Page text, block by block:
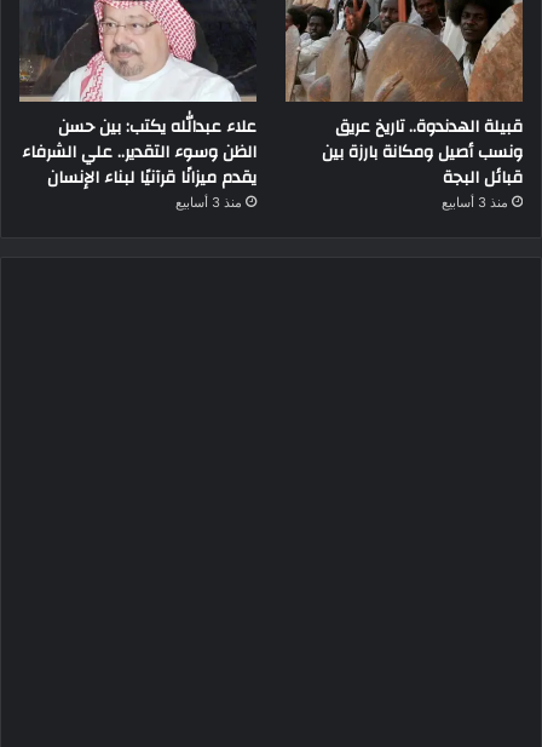
قبيلة الهدندوة.. تاريخ عريق
ونسب أصيل ومكانة بارزة بين
قبائل البجة
منذ 3 أسابيع
علاء عبدالله يكتب: بين حسن
الظن وسوء التقدير.. علي الشرفاء
يقدم ميزانًا قرآنيًا لبناء الإنسان
منذ 3 أسابيع